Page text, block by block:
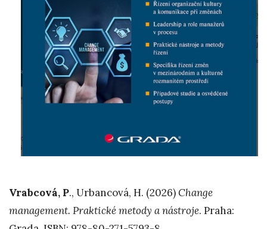
Vrabcová, P., Urbancová, H. (2026)Change
management. Praktické metody a nástroje. Praha: